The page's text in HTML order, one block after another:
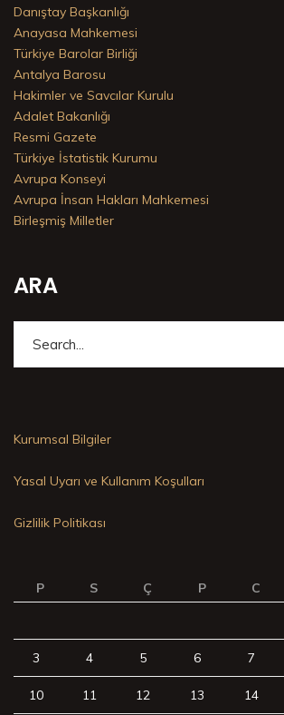
Danıştay Başkanlığı
Anayasa Mahkemesi
Türkiye Barolar Birliği
Antalya Barosu
Hakimler ve Savcılar Kurulu
Adalet Bakanlığı
Resmi Gazete
Türkiye İstatistik Kurumu
Avrupa Konseyi
Avrupa İnsan Hakları Mahkemesi
Birleşmiş Milletler
ARA
Kurumsal Bilgiler
Yasal Uyarı ve Kullanım Koşulları
Gizlilik Politikası
P S Ç P C
3 4 5 6 7
10 11 12 13 14